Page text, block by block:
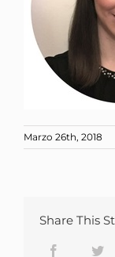
Marzo 26th, 2018
Share This
Facebook